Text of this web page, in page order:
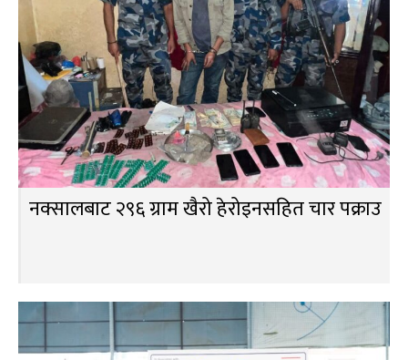
नक्सालबाट २९६ ग्राम खैरो हेरोइनसहित चार पक्राउ